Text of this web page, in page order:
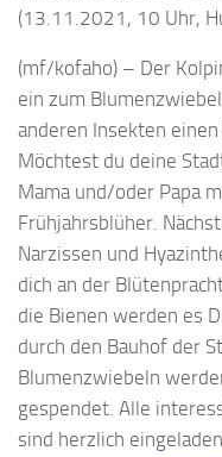
(13.11.2021, 10 Uhr,
(mf/kofaho) – Der
ein zum
anderen Insekten
Möchtest du deine
Mama und/oder Papa
Frühjahrsblüher.
Narzissen und
dich an der
die Bienen werden es
durch den Bauhof der
Blumenzwiebeln
gespendet. Alle
sind herzlich